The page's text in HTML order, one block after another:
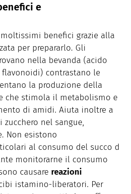
e
benefici grazie alla
per prepararlo. Gli
nella bevanda (acido
flavonoidi) contrastano le
la produzione della
che stimola il metabolismo e
di amidi. Aiuta inoltre a
nel sangue,
Non esistono
al consumo del succo d
monitorarne il consumo
causare reazioni
istamino-liberatori. Per